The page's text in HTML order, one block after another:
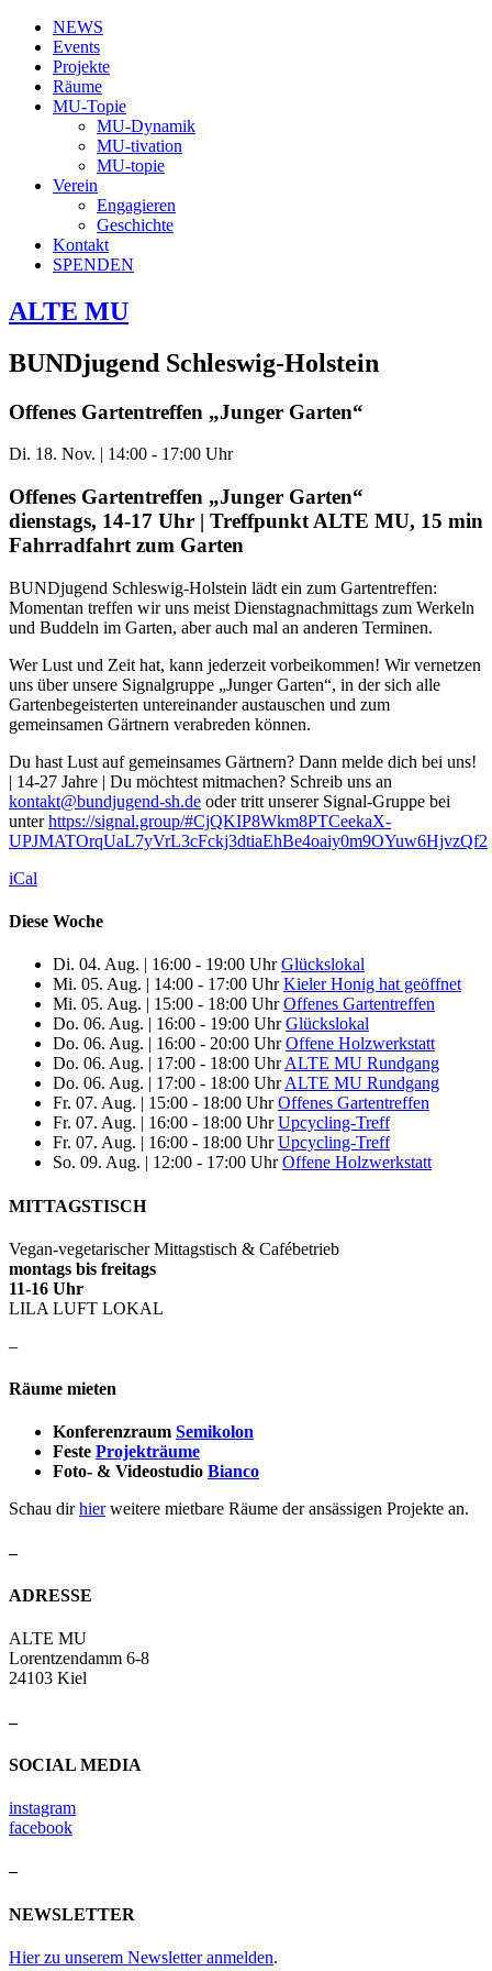
NEWS
Events
Projekte
Räume
MU-Topie
MU-Dynamik
MU-tivation
MU-topie
Verein
Engagieren
Geschichte
Kontakt
SPENDEN
ALTE MU
BUNDjugend Schleswig-Holstein
Offenes Gartentreffen „Junger Garten“
Di. 18. Nov. | 14:00 - 17:00 Uhr
Offenes Gartentreffen „Junger Garten“
dienstags, 14-17 Uhr | Treffpunkt ALTE MU, 15 min
Fahrradfahrt zum Garten
BUNDjugend Schleswig-Holstein lädt ein zum Gartentreffen:
Momentan treffen wir uns meist Dienstagnachmittags zum Werkeln
und Buddeln im Garten, aber auch mal an anderen Terminen.
Wer Lust und Zeit hat, kann jederzeit vorbeikommen! Wir vernetzen
uns über unsere Signalgruppe „Junger Garten“, in der sich alle
Gartenbegeisterten untereinander austauschen und zum
gemeinsamen Gärtnern verabreden können.
Du hast Lust auf gemeinsames Gärtnern? Dann melde dich bei uns!
| 14-27 Jahre | Du möchtest mitmachen? Schreib uns an
kontakt@bundjugend-sh.de oder tritt unserer Signal-Gruppe bei
unterhttps://signal.group/#CjQKIP8Wkm8PTCeekaX-
UPJMATOrqUaL7yVrL3cFckj3dtiaEhBe4oaiy0m9OYuw6HjvzQf2
iCal
Diese Woche
Di. 04. Aug. | 16:00 - 19:00 Uhr Glückslokal
Mi. 05. Aug. | 14:00 - 17:00 Uhr Kieler Honig hat geöffnet
Mi. 05. Aug. | 15:00 - 18:00 Uhr Offenes Gartentreffen
Do. 06. Aug. | 16:00 - 19:00 Uhr Glückslokal
Do. 06. Aug. | 16:00 - 20:00 Uhr Offene Holzwerkstatt
Do. 06. Aug. | 17:00 - 18:00 UhrALTE MU Rundgang
Do. 06. Aug. | 17:00 - 18:00 UhrALTE MU Rundgang
Fr. 07. Aug. | 15:00 - 18:00 Uhr Offenes Gartentreffen
Fr. 07. Aug. | 16:00 - 18:00 Uhr Upcycling-Treff
Fr. 07. Aug. | 16:00 - 18:00 Uhr Upcycling-Treff
So. 09. Aug. | 12:00 - 17:00 Uhr Offene Holzwerkstatt
MITTAGSTISCH
Vegan-vegetarischer Mittagstisch & Cafébetrieb
montags bis freitags
11-16 Uhr
LILA LUFT LOKAL
–
Räume mieten
Konferenzraum Semikolon
Feste Projekträume
Foto- & Videostudio Bianco
Schau dirhierweitere mietbare Räume der ansässigen Projekte an.
–
ADRESSE
ALTE MU
Lorentzendamm 6-8
24103 Kiel
–
SOCIAL MEDIA
instagram
facebook
–
NEWSLETTER
Hier zu unserem Newsletter anmelden.